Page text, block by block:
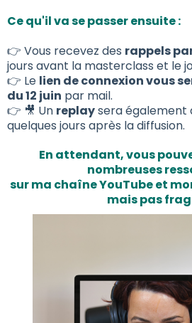
Ce qu'il va se passer ensuite :
👉 Vous recevez des rappels
jours avant la masterclass et le
👉 Le lien de connexion vous
du 12 juin par mail.
👉 🎥 Un replaysera également
quelques jours après la diffusion.
En attendant, vous
nombreuses
sur ma chaîne YouTube et
mais pas